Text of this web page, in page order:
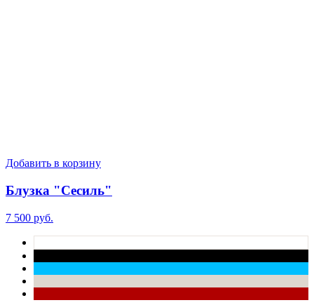
Добавить в корзину
Блузка "Сесиль"
7 500 руб.